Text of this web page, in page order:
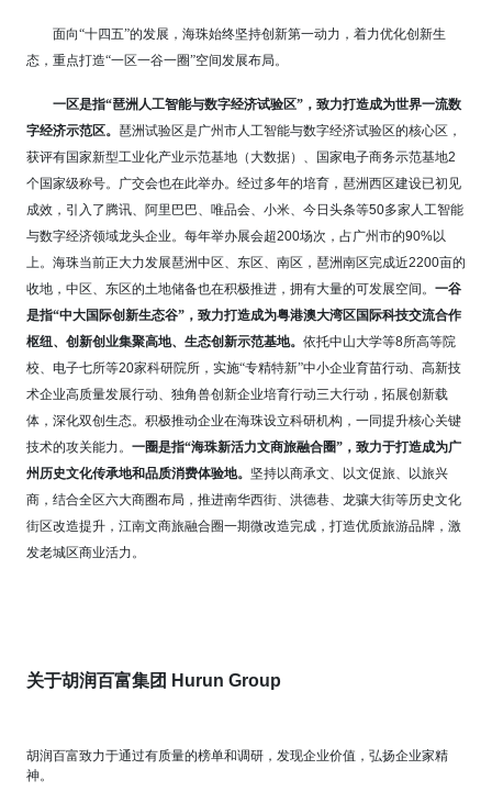
面向“十四五”的发展，海珠始终坚持创新第一动力，着力优化创新生
态，重点打造“一区一谷一圈”空间发展布局。
一区是指“琶洲人工智能与数字经济试验区”，致力打造成为世界一流数
字经济示范区。 琶洲试验区是广州市人工智能与数字经济试验区的核心区，
获评有国家新型工业化产业示范基地（大数据）、国家电子商务示范基地2
个国家级称号。广交会也在此举办。经过多年的培育，琶洲西区建设已初见
成效，引入了腾讯、阿里巴巴、唯品会、小米、今日头条等50多家人工智能
与数字经济领域龙头企业。每年举办展会超200场次，占广州市的90%以
上。海珠当前正大力发展琶洲中区、东区、南区，琶洲南区完成近2200亩的
收地，中区、东区的土地储备也在积极推进，拥有大量的可发展空间。 一谷
是指“中大国际创新生态谷”，致力打造成为粤港澳大湾区国际科技交流合作
枢纽、创新创业集聚高地、生态创新示范基地。 依托中山大学等8所高等院
校、电子七所等20家科研院所，实施“专精特新”中小企业育苗行动、高新技
术企业高质量发展行动、独角兽创新企业培育行动三大行动，拓展创新载
体，深化双创生态。积极推动企业在海珠设立科研机构，一同提升核心关键
技术的攻关能力。 一圈是指“海珠新活力文商旅融合圈”，致力于打造成为广
州历史文化传承地和品质消费体验地。 坚持以商承文、以文促旅、以旅兴
商，结合全区六大商圈布局，推进南华西街、洪德巷、龙骧大街等历史文化
街区改造提升，江南文商旅融合圈一期微改造完成，打造优质旅游品牌，激
发老城区商业活力。
关于胡润百富集团 Hurun Group
胡润百富致力于通过有质量的榜单和调研，发现企业价值，弘扬企业家精
神。